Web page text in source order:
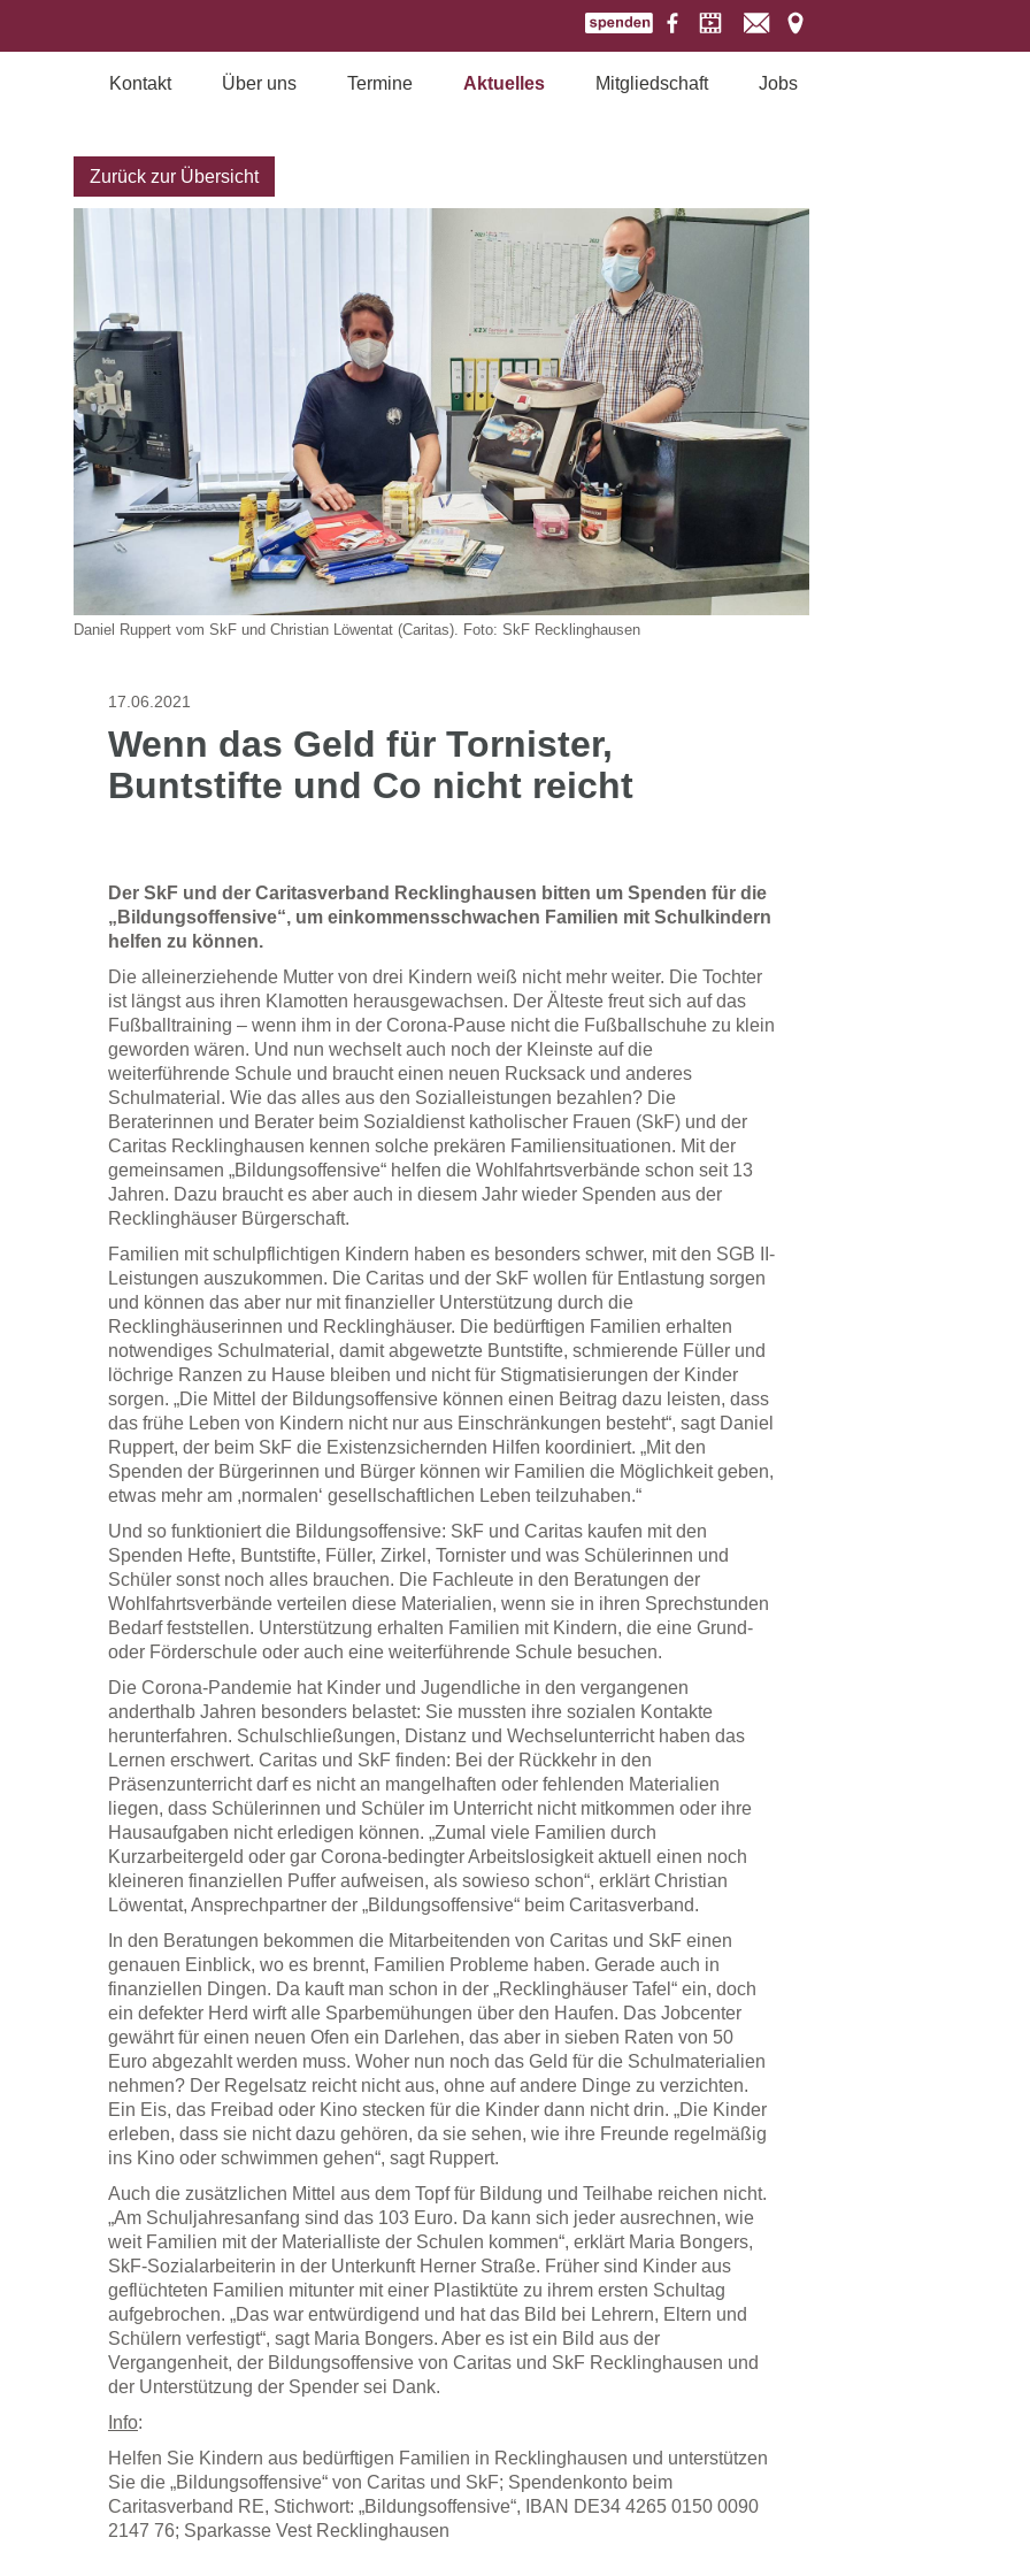
Kontakt Über uns Termine
Aktuelles
Mitgliedschaft Jobs
Zurück zur Übersicht
Daniel Ruppert vom SkF und Christian Löwentat (Caritas). Foto: SkF Recklinghausen
17.06.2021
Wenn das Geld für Tornister,
Buntstifte und Co nicht reicht
Der SkF und der Caritasverband Recklinghausen bitten um Spenden für die
„Bildungsoffensive“, um einkommensschwachen Familien mit Schulkindern
helfen zu können.
Die alleinerziehende Mutter von drei Kindern weiß nicht mehr weiter. Die Tochter
ist längst aus ihren Klamotten herausgewachsen. Der Älteste freut sich auf das
Fußballtraining – wenn ihm in der Corona-Pause nicht die Fußballschuhe zu klein
geworden wären. Und nun wechselt auch noch der Kleinste auf die
weiterführende Schule und braucht einen neuen Rucksack und anderes
Schulmaterial. Wie das alles aus den Sozialleistungen bezahlen? Die
Beraterinnen und Berater beim Sozialdienst katholischer Frauen (SkF) und der
Caritas Recklinghausen kennen solche prekären Familiensituationen. Mit der
gemeinsamen „Bildungsoffensive“ helfen die Wohlfahrtsverbände schon seit 13
Jahren. Dazu braucht es aber auch in diesem Jahr wieder Spenden aus der
Recklinghäuser Bürgerschaft.
Familien mit schulpflichtigen Kindern haben es besonders schwer, mit den SGB II-
Leistungen auszukommen. Die Caritas und der SkF wollen für Entlastung sorgen
und können das aber nur mit finanzieller Unterstützung durch die
Recklinghäuserinnen und Recklinghäuser. Die bedürftigen Familien erhalten
notwendiges Schulmaterial, damit abgewetzte Buntstifte, schmierende Füller und
löchrige Ranzen zu Hause bleiben und nicht für Stigmatisierungen der Kinder
sorgen. „Die Mittel der Bildungsoffensive können einen Beitrag dazu leisten, dass
das frühe Leben von Kindern nicht nur aus Einschränkungen besteht“, sagt Daniel
Ruppert, der beim SkF die Existenzsichernden Hilfen koordiniert. „Mit den
Spenden der Bürgerinnen und Bürger können wir Familien die Möglichkeit geben,
etwas mehr am ,normalen‘ gesellschaftlichen Leben teilzuhaben.“
Und so funktioniert die Bildungsoffensive: SkF und Caritas kaufen mit den
Spenden Hefte, Buntstifte, Füller, Zirkel, Tornister und was Schülerinnen und
Schüler sonst noch alles brauchen. Die Fachleute in den Beratungen der
Wohlfahrtsverbände verteilen diese Materialien, wenn sie in ihren Sprechstunden
Bedarf feststellen. Unterstützung erhalten Familien mit Kindern, die eine Grund-
oder Förderschule oder auch eine weiterführende Schule besuchen.
Die Corona-Pandemie hat Kinder und Jugendliche in den vergangenen
anderthalb Jahren besonders belastet: Sie mussten ihre sozialen Kontakte
herunterfahren. Schulschließungen, Distanz und Wechselunterricht haben das
Lernen erschwert. Caritas und SkF finden: Bei der Rückkehr in den
Präsenzunterricht darf es nicht an mangelhaften oder fehlenden Materialien
liegen, dass Schülerinnen und Schüler im Unterricht nicht mitkommen oder ihre
Hausaufgaben nicht erledigen können. „Zumal viele Familien durch
Kurzarbeitergeld oder gar Corona-bedingter Arbeitslosigkeit aktuell einen noch
kleineren finanziellen Puffer aufweisen, als sowieso schon“, erklärt Christian
Löwentat, Ansprechpartner der „Bildungsoffensive“ beim Caritasverband.
In den Beratungen bekommen die Mitarbeitenden von Caritas und SkF einen
genauen Einblick, wo es brennt, Familien Probleme haben. Gerade auch in
finanziellen Dingen. Da kauft man schon in der „Recklinghäuser Tafel“ ein, doch
ein defekter Herd wirft alle Sparbemühungen über den Haufen. Das Jobcenter
gewährt für einen neuen Ofen ein Darlehen, das aber in sieben Raten von 50
Euro abgezahlt werden muss. Woher nun noch das Geld für die Schulmaterialien
nehmen? Der Regelsatz reicht nicht aus, ohne auf andere Dinge zu verzichten.
Ein Eis, das Freibad oder Kino stecken für die Kinder dann nicht drin. „Die Kinder
erleben, dass sie nicht dazu gehören, da sie sehen, wie ihre Freunde regelmäßig
ins Kino oder schwimmen gehen“, sagt Ruppert.
Auch die zusätzlichen Mittel aus dem Topf für Bildung und Teilhabe reichen nicht.
„Am Schuljahresanfang sind das 103 Euro. Da kann sich jeder ausrechnen, wie
weit Familien mit der Materialliste der Schulen kommen“, erklärt Maria Bongers,
SkF-Sozialarbeiterin in der Unterkunft Herner Straße. Früher sind Kinder aus
geflüchteten Familien mitunter mit einer Plastiktüte zu ihrem ersten Schultag
aufgebrochen. „Das war entwürdigend und hat das Bild bei Lehrern, Eltern und
Schülern verfestigt“, sagt Maria Bongers. Aber es ist ein Bild aus der
Vergangenheit, der Bildungsoffensive von Caritas und SkF Recklinghausen und
der Unterstützung der Spender sei Dank.
Info:
Helfen Sie Kindern aus bedürftigen Familien in Recklinghausen und unterstützen
Sie die „Bildungsoffensive“ von Caritas und SkF; Spendenkonto beim
Caritasverband RE, Stichwort: „Bildungsoffensive“, IBAN DE34 4265 0150 0090
2147 76; Sparkasse Vest Recklinghausen